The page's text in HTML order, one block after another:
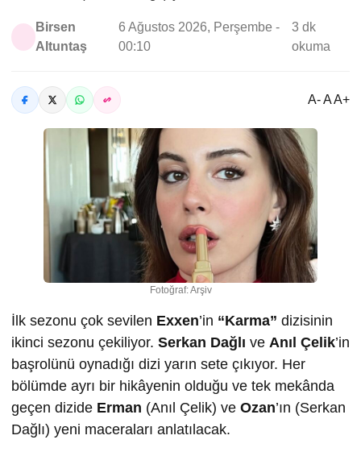
Birsen
Altuntaş
6 Ağustos 2026, Perşembe -
00:10
3 dk
okuma
A- A A+
Fotoğraf: Arşiv
İlk sezonu çok sevilen Exxen’in “Karma” dizisinin
ikinci sezonu çekiliyor. Serkan Dağlı ve Anıl Çelik’in
başrolünü oynadığı dizi yarın sete çıkıyor. Her
bölümde ayrı bir hikâyenin olduğu ve tek mekânda
geçen dizide Erman (Anıl Çelik) ve Ozan’ın (Serkan
Dağlı) yeni maceraları anlatılacak.